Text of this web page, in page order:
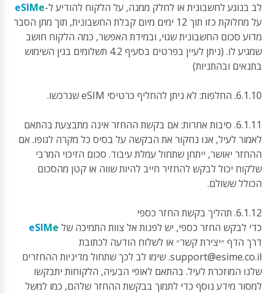
לב בנוגע לחשבונית או לחלק ממנה, על הלקוח להודיע ל-eSIMe
על מחלוקת כזו תוך 12 ימים מיום קבלת החשבונית, תוך מתן הסבר
מדוע סכום החשבונית שגוי, ובמידת האפשר, כמה הלקוח חושב
שמגיע לו. (ניתן לעיין בפרטים בסעיף 4.2 תשלומים בגין השימוש
בתנאים ובהתניות)
6.1.10. החלפות: לא ניתן להחליף כרטיסי eSIM שנרכשו.
6.1.11. סיבות אחרות: אם בקשת ההחזר אינה מתבצעת בהתאם
לאמור לעיל, אנו נחקור את הבקשה על בסיס כל מקרה לגופו. אם
ההחזר יאושר, ייתחן שתחול עמלת עיבוד. סכום הזיכוי המרבי
שלקוח יכול לבקש להחזיר חייב להיות שווה או קטן מהסכום
הכולל ששולם.
6.1.12. תהליך בקשת החזר כספי
כדי לבקש החזר כספי, יש לפנות אל צוות התמיכה של eSIMe
דרך הדף ״יצירת קשר״ או לשלוח הודעה לכתובת
support@esime.co.il. שימו לב לכך שתחול מדיניות ההחזרים
שלנו המוזכרת לעיל. בהתאם לאופי הבעיה, הלקוחות יתבקשו
למסור מידע נוסף כדי לתמוך בבקשת ההחזר שלהם, כמו למשל